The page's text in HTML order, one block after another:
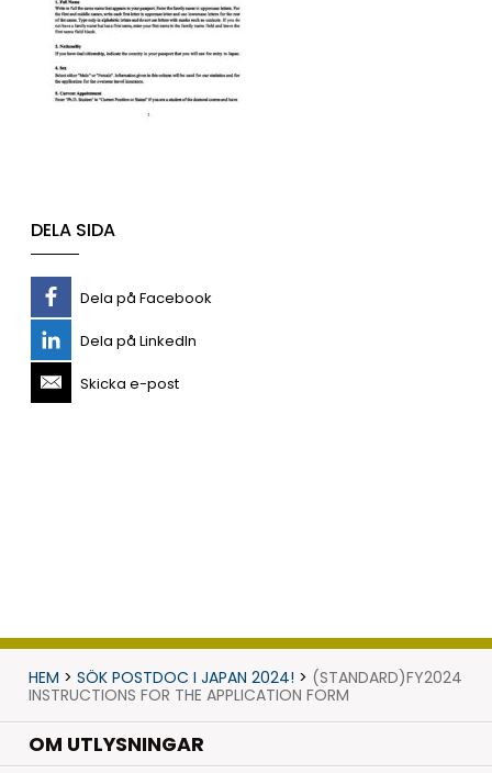
DELA SIDA
Dela på Facebook
Dela på LinkedIn
Skicka e-post
HEM > SÖK POSTDOC I JAPAN 2024! > (STANDARD)FY2024
INSTRUCTIONS FOR THE APPLICATION FORM
OM UTLYSNINGAR